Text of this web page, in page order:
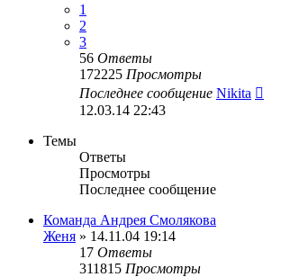
1
2
3
56 Ответы
172225 Просмотры
Последнее сообщение Nikita
12.03.14 22:43
Темы
Ответы
Просмотры
Последнее сообщение
Команда Андрея Смолякова
Женя » 14.11.04 19:14
17 Ответы
311815 Просмотры